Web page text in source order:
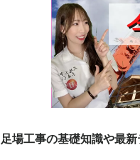
足場工事の基礎知識や最